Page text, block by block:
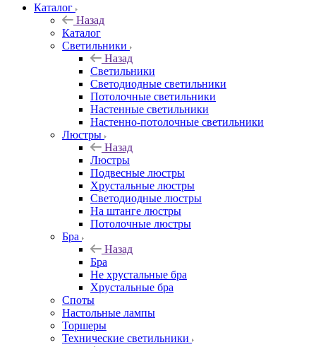
Каталог
Назад
Каталог
Светильники
Назад
Светильники
Светодиодные светильники
Потолочные светильники
Настенные светильники
Настенно-потолочные светильники
Люстры
Назад
Люстры
Подвесные люстры
Хрустальные люстры
Светодиодные люстры
На штанге люстры
Потолочные люстры
Бра
Назад
Бра
Не хрустальные бра
Хрустальные бра
Споты
Настольные лампы
Торшеры
Технические светильники